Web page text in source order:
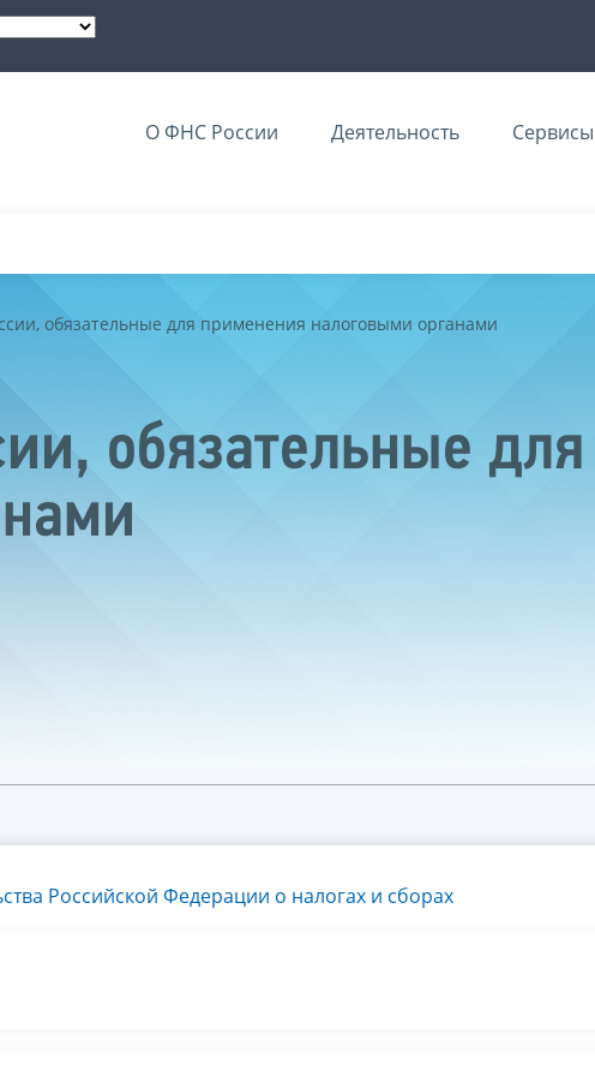
О ФНС России Деятельность Сервисы
обязательные для применения налоговыми органами
обязательные
Российской Федерации о налогах и сборах